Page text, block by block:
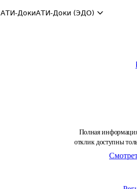
АТИ-ДокиАТИ-Доки (ЭДО)
Полная
отклик доступны